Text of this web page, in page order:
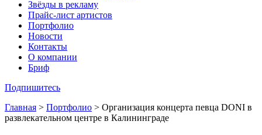
Звёзды в рекламу
Прайс-лист артистов
Портфолио
Новости
Контакты
О компании
Бриф
Подпишитесь
Главная > Портфолио > Организация концерта певца DONI в
развлекательном центре в Калининграде